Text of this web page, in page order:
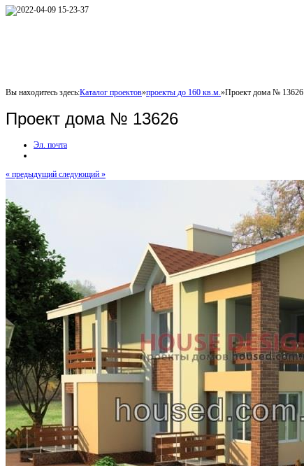
Вы находитесь здесь:Каталог проектов»проекты до 160 кв.м. »Проект дома № 13626
Проект дома № 13626
Эл. почта
« предыдущий следующий »